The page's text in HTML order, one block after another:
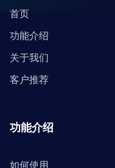
首页
功能介绍
关于我们
客户推荐
功能介绍
如何使用